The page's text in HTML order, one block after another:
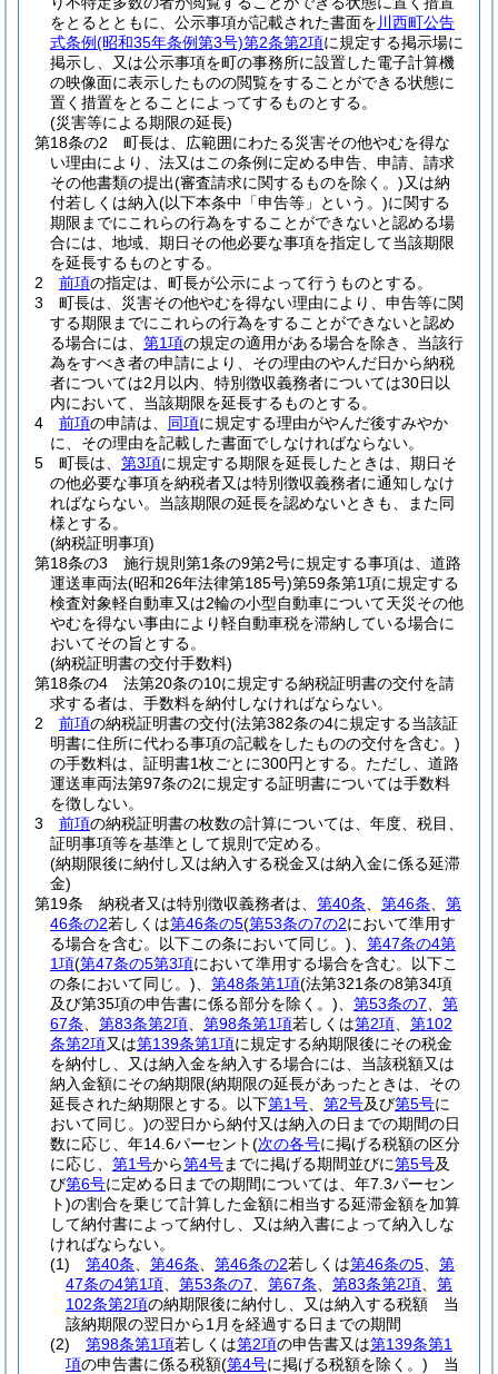
をとるとともに、公示事項が記載された書面を 川西町公告
式条例(昭和35年条例第3号)第2条第2項に規定する掲示場に
掲示し、又は公示事項を町の事務所に設置した電子計算機
の映像面に表示したものの閲覧をすることができる状態に
置く措置をとることによってするものとする。
(災害等による期限の延長)
第18条の2
町長は、広範囲にわたる災害その他やむを得な
い理由により、法又はこの条例に定める申告、申請、請求
その他書類の提出(審査請求に関するものを除く。)又は納
付若しくは納入(以下本条中「申告等」という。)に関する
期限までにこれらの行為をすることができないと認める場
合には、地域、期日その他必要な事項を指定して当該期限
を延長するものとする。
2
前項の指定は、町長が公示によって行うものとする。
3
町長は、災害その他やむを得ない理由により、申告等に関
する期限までにこれらの行為をすることができないと認め
る場合には、 第1項の規定の適用がある場合を除き、当該行
為をすべき者の申請により、その理由のやんだ日から納税
者については2月以内、特別徴収義務者については30日以
内において、当該期限を延長するものとする。
4
前項の申請は、 同項に規定する理由がやんだ後すみやか
に、その理由を記載した書面でしなければならない。
5
町長は、 第3項に規定する期限を延長したときは、期日そ
の他必要な事項を納税者又は特別徴収義務者に通知しなけ
ればならない。 当該期限の延長を認めないときも、また同
様とする。
(納税証明事項)
第18条の3
施行規則第1条の9第2号に規定する事項は、道路
運送車両法(昭和26年法律第185号)第59条第1項に規定する
検査対象軽自動車又は2輪の小型自動車について天災その他
やむを得ない事由により軽自動車税を滞納している場合に
おいてその旨とする。
(納税証明書の交付手数料)
第18条の4
法第20条の10に規定する納税証明書の交付を請
求する者は、手数料を納付しなければならない。
2
前項の納税証明書の交付(法第382条の4に規定する当該証
明書に住所に代わる事項の記載をしたものの交付を含む。)
の手数料は、証明書1枚ごとに300円とする。 ただし、道路
運送車両法第97条の2に規定する証明書については手数料
を徴しない。
3
前項の納税証明書の枚数の計算については、年度、税目、
証明事項等を基準として規則で定める。
(納期限後に納付し又は納入する税金又は納入金に係る延滞
金)
第19条
納税者又は特別徴収義務者は、 第40条 第46条
第
46条の2若しくは第46条の5(第53条の7の2において準用す
る場合を含む。以下この条において同じ。)
第47条の4第
1項(第47条の5第3項において準用する場合を含む。以下こ
の条において同じ。)
第48条第1項(法第321条の8第34項
及び第35項の申告書に係る部分を除く。)
第53条の7
第
67条
第83条第2項 第98条第1項若しくは第2項
第102
条第2項又は第139条第1項に規定する納期限後にその税金
を納付し、又は納入金を納入する場合には、当該税額又は
納入金額にその納期限(納期限の延長があったときは、その
延長された納期限とする。以下第1号 第2号及び第5号に
おいて同じ。)の翌日から納付又は納入の日までの期間の日
数に応じ、年14.6パーセント(次の各号に掲げる税額の区分
に応じ、 第1号から第4号までに掲げる期間並びに第5号及
び第6号に定める日までの期間については、年7.3パーセン
ト)の割合を乗じて計算した金額に相当する延滞金額を加算
して納付書によって納付し、又は納入書によって納入しな
ければならない。
(1)
第40条 第46条 第46条の2若しくは第46条の5
第
47条の4第1項
第53条の7 第67条 第83条第2項
第
102条第2項の納期限後に納付し、又は納入する税額 当
該納期限の翌日から1月を経過する日までの期間
(2)
第98条第1項若しくは第2項の申告書又は第139条第1
項の申告書に係る税額(第4号に掲げる税額を除く。) 当